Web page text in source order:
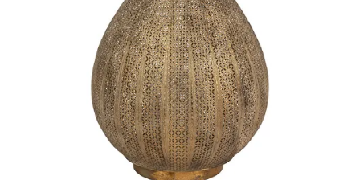
Zoomer sur l'image